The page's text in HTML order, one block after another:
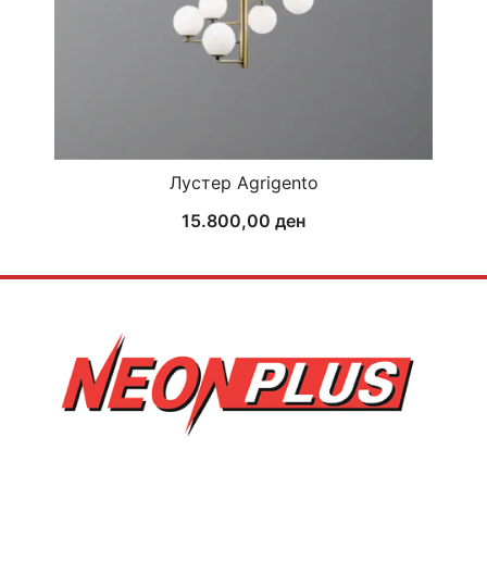
Лустер Agrigento
15.800,00 ден